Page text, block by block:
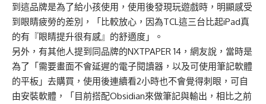
到這品牌是為了給小孩使用，使用後發現玩遊戲時，明顯感受
到眼睛疲勞的差別，「比較放心，因為TCL這三台比起iPad真
的有『眼睛提升很有感』的舒適度」。
另外，有其他人提到同品牌的NXTPAPER 14，網友說，當時是
為了「需要畫面不會延遲的電子閱讀器，以及可使用筆記軟體
的平板」去購買，使用後連續看2小時也不會覺得刺眼，可自
由安裝軟體，「目前搭配Obsidian來做筆記與輸出，相比之前